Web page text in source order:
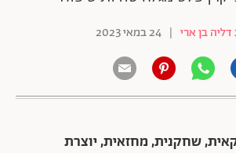
דליה בן ארי | 24 במאי 2023
44, מוזיקאית, שחקנית, מחזאית, יוצרת